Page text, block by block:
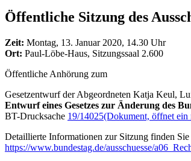
Öffentliche Sitzung des
Zeit: Montag, 13. Januar 2020, 14.30 Uhr
Ort: Paul-Löbe-Haus, Sitzungssaal 2.600
Öffentliche Anhörung zum
Gesetzentwurf der Abgeordneten Katja Keul,
Entwurf eines Gesetzes zur Änderung des
BT-Drucksache 19/14025(Dokument, öffnet ein
Detaillierte Informationen zur Sitzung finden Sie
https://www.bundestag.de/ausschuesse/